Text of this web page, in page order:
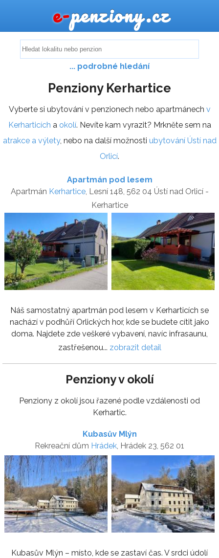
e-penziony.cz
... podrobné hledání
Penziony Kerhartice
Vyberte si ubytování v penzionech nebo apartmánech v
Kerharticích a okolí. Nevíte kam vyrazit? Mrkněte sem na
atrakce a výlety, nebo na další možnosti ubytování Ústí nad
Orlicí.
Apartmán pod lesem
Apartmán Kerhartice, Lesní 148, 562 04 Ústí nad Orlicí -
Kerhartice
Náš samostatný apartmán pod lesem v Kerharticích se
nachází v podhůří Orlických hor, kde se budete cítit jako
doma. Najdete zde veškeré vybavení, navíc infrasaunu,
zastřešenou... zobrazit detail
Penziony v okolí
Penziony z okolí jsou řazené podle vzdálenosti od
Kerhartic.
Kubasův Mlýn
Rekreační dům Hrádek , Hrádek 23, 562 01
Kubasův Mlýn – místo, kde se zastaví čas. V srdci údolí